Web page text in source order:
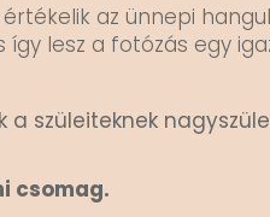
az ünnepi
lesz a fotózás egy
a szüleiteknek
csomag.